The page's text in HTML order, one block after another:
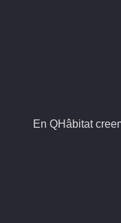
En QHâbitat